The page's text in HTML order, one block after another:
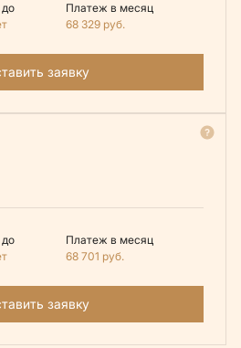
Платеж в месяц
68 329 руб.
заявку
Платеж в месяц
68 701 руб.
заявку